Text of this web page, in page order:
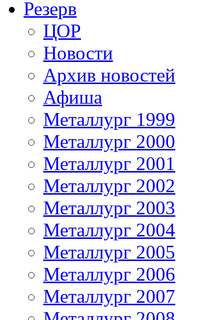
Резерв
ЦОР
Новости
Архив новостей
Афиша
Металлург 1999
Металлург 2000
Металлург 2001
Металлург 2002
Металлург 2003
Металлург 2004
Металлург 2005
Металлург 2006
Металлург 2007